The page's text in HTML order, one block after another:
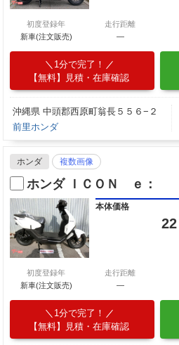
初度登録年
新車(注文販売)
走行距離
―
1分で完了！
【無料】見積・在庫確認
沖縄県 中頭郡西原町翁長５５６−２
前里ホンダ
ホンダ 複数画像
ホンダ ＩＣＯＮ ｅ：
本体価格
22
初度登録年
新車(注文販売)
走行距離
―
1分で完了！
【無料】見積・在庫確認